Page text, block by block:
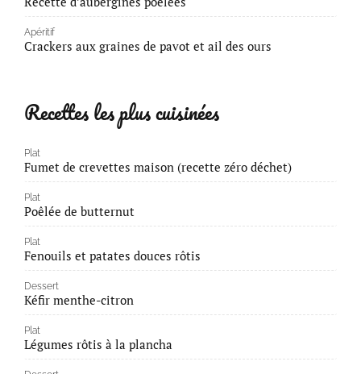
Apéritif
Crackers aux graines de pavot et ail des ours
Recettes les plus cuisinées
Plat
Fumet de crevettes maison (recette zéro déchet)
Plat
Poêlée de butternut
Plat
Fenouils et patates douces rôtis
Dessert
Kéfir menthe-citron
Plat
Légumes rôtis à la plancha